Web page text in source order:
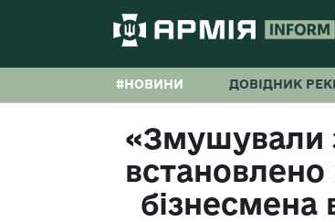
#НОВИНИ ДОВІДНИК
«Змушували
встановлено